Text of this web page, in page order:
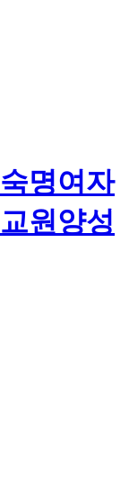
숙명여자
교원양성